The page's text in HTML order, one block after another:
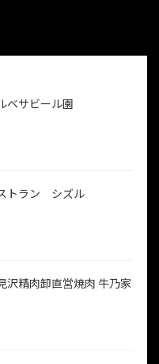
ベサビール園
トラン シズル
沢精肉卸直営焼肉 牛乃家